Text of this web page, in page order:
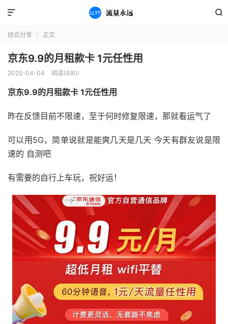


综合分享  正文
京东9.9的月租款卡 1元任性用
2025-04-04 阅读(480)
京东9.9的月租款卡 1元任性用
昨在反馈目前不限速，至于何时修复限速，那就看运气了
可以用5G，简单说就是能爽几天是几天 今天有群友说是限
速的 自测吧
有需要的自行上车玩，祝好运！